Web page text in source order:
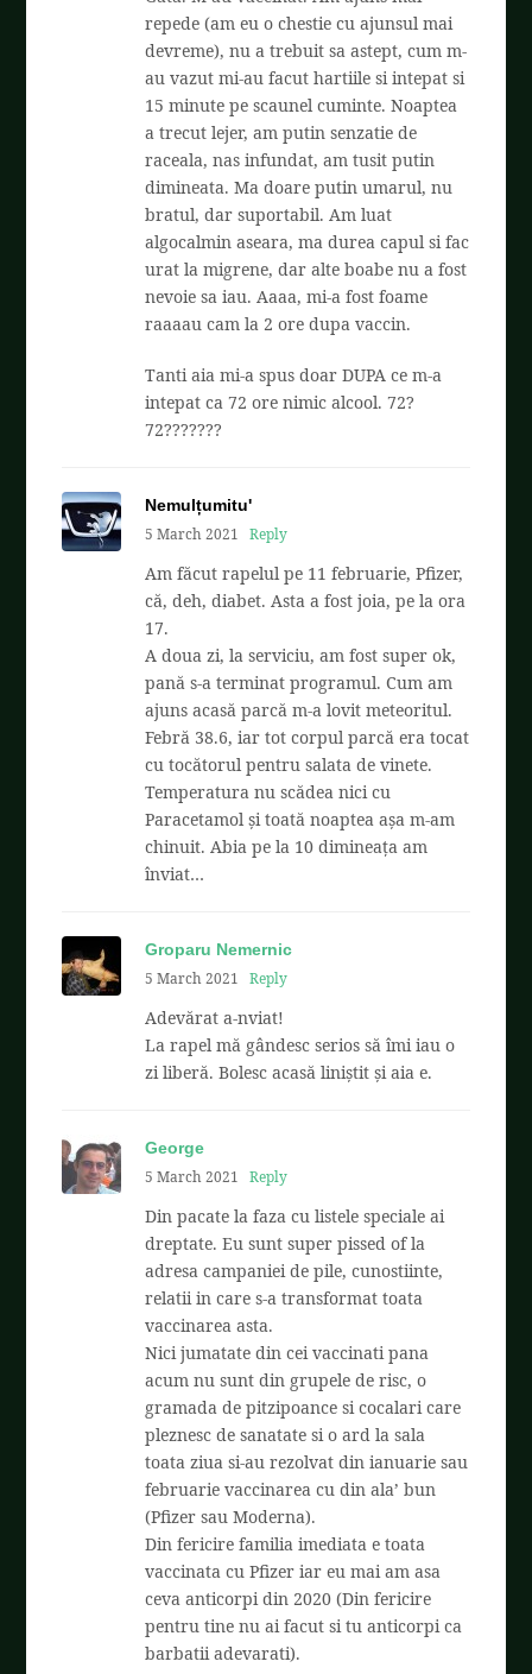
repede (am eu o chestie cu ajunsul mai
devreme), nu a trebuit sa astept, cum m-
au vazut mi-au facut hartiile si intepat si
15 minute pe scaunel cuminte. Noaptea
a trecut lejer, am putin senzatie de
raceala, nas infundat, am tusit putin
dimineata. Ma doare putin umarul, nu
bratul, dar suportabil. Am luat
algocalmin aseara, ma durea capul si fac
urat la migrene, dar alte boabe nu a fost
nevoie sa iau. Aaaa, mi-a fost foame
raaaau cam la 2 ore dupa vaccin.
Tanti aia mi-a spus doar DUPA ce m-a
intepat ca 72 ore nimic alcool. 72?
72???????
Nemulțumitu'
5 March 2021
Reply
Am făcut rapelul pe 11 februarie, Pfizer,
că, deh, diabet. Asta a fost joia, pe la ora
17.
A doua zi, la serviciu, am fost super ok,
pană s-a terminat programul. Cum am
ajuns acasă parcă m-a lovit meteoritul.
Febră 38.6, iar tot corpul parcă era tocat
cu tocătorul pentru salata de vinete.
Temperatura nu scădea nici cu
Paracetamol și toată noaptea așa m-am
chinuit. Abia pe la 10 dimineața am
înviat…
Groparu Nemernic
5 March 2021
Reply
Adevărat a-nviat!
La rapel mă gândesc serios să îmi iau o
zi liberă. Bolesc acasă liniștit și aia e.
George
5 March 2021
Reply
Din pacate la faza cu listele speciale ai
dreptate. Eu sunt super pissed of la
adresa campaniei de pile, cunostiinte,
relatii in care s-a transformat toata
vaccinarea asta.
Nici jumatate din cei vaccinati pana
acum nu sunt din grupele de risc, o
gramada de pitzipoance si cocalari care
pleznesc de sanatate si o ard la sala
toata ziua si-au rezolvat din ianuarie sau
februarie vaccinarea cu din ala’ bun
(Pfizer sau Moderna).
Din fericire familia imediata e toata
vaccinata cu Pfizer iar eu mai am asa
ceva anticorpi din 2020 (Din fericire
pentru tine nu ai facut si tu anticorpi ca
barbatii adevarati).